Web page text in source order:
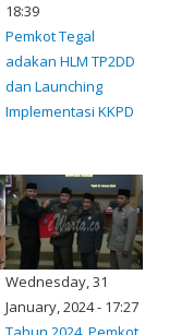
18:39
Pemkot Tegal
adakan HLM TP2DD
dan Launching
Implementasi KKPD
Wednesday, 31
January, 2024 - 17:27